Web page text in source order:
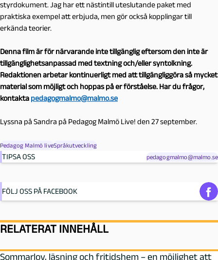
styrdokument. Jag har ett nästintill uteslutande paket med
praktiska exempel att erbjuda, men gör också kopplingar till
erkända teorier.
Denna film är för närvarande inte tillgänglig eftersom den inte är
tillgänglighetsanpassad med textning och/eller syntolkning.
Redaktionen arbetar kontinuerligt med att tillgängliggöra så mycket
material som möjligt och hoppas på er förståelse. Har du frågor,
kontakta pedagogmalmo@malmo.se
Lyssna på Sandra på Pedagog Malmö Live! den 27 september.
Pedagog Malmö liveSpråkutveckling
TIPSA OSS pedagogmalmo@malmo.se
FÖLJ OSS PÅ FACEBOOK
RELATERAT INNEHÅLL
Sommarlov, läsning och fritidshem – en möjlighet att